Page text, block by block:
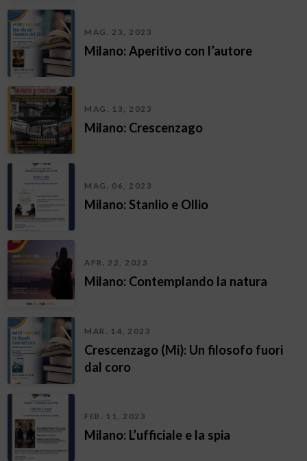
MAG. 23, 2023
Milano: Aperitivo con l’autore
MAG. 13, 2023
Milano: Crescenzago
MAG. 06, 2023
Milano: Stanlio e Ollio
APR. 22, 2023
Milano: Contemplando la natura
MAR. 14, 2023
Crescenzago (Mi): Un filosofo fuori
dal coro
FEB. 11, 2023
Milano: L’ufficiale e la spia